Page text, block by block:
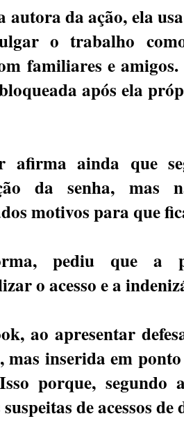
autora da ação, ela
o trabalho
familiares e
após ela
afirma ainda que
da senha,
motivos para que
pediu que a
o acesso e a
ao apresentar
mas inserida em
porque, segundo
de acessos de